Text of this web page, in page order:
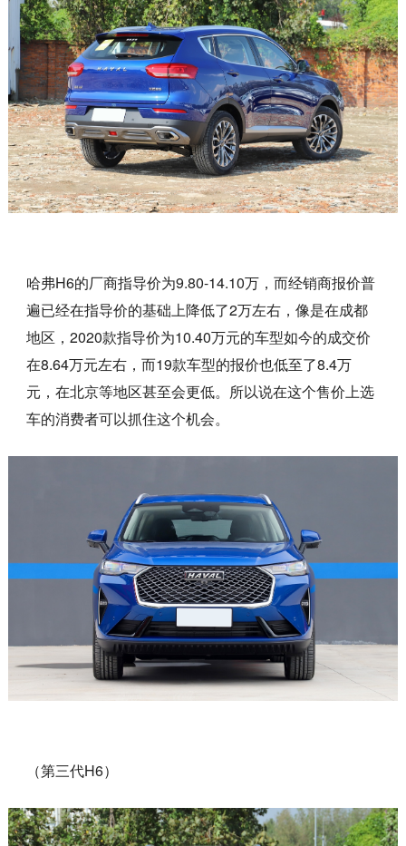
哈弗H6的厂商指导价为9.80-14.10万，而经销商报价普
遍已经在指导价的基础上降低了2万左右，像是在成都
地区，2020款指导价为10.40万元的车型如今的成交价
在8.64万元左右，而19款车型的报价也低至了8.4万
元，在北京等地区甚至会更低。所以说在这个售价上选
车的消费者可以抓住这个机会。
（第三代H6）